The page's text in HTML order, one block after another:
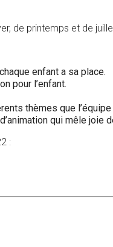
de printemps et de
enfant a sa place.
pour l’enfant.
thèmes que
qui mêle
: